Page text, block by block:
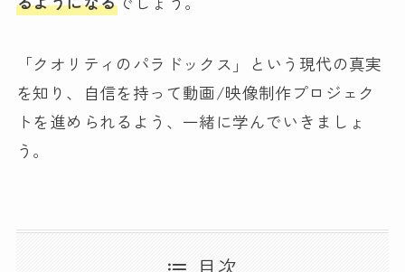
「クオリティのパラドックス」という現代の真実
を知り、自信を持って動画/映像制作プロジェク
トを進められるよう、一緒に学んでいきましょ
う。